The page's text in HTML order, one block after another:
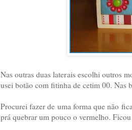
Nas outras duas laterais escolhi outros
usei botão com fitinha de cetim 00. Nas
Procurei fazer de uma forma que não
prá quebrar um pouco o vermelho.